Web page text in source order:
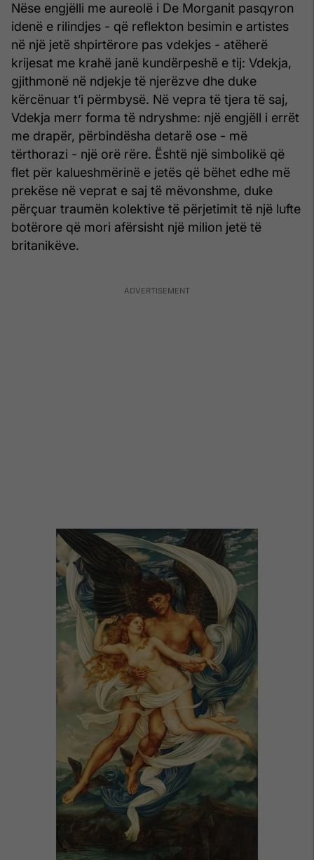
Nëse engjëlli me aureolë i De Morganit pasqyron
idenë e rilindjes - që reflekton besimin e artistes
në një jetë shpirtërore pas vdekjes - atëherë
krijesat me krahë janë kundërpeshë e tij: Vdekja,
gjithmonë në ndjekje të njerëzve dhe duke
kërcënuar t’i përmbysë. Në vepra të tjera të saj,
Vdekja merr forma të ndryshme: një engjëll i errët
me drapër, përbindësha detarë ose - më
tërthorazi - një orë rëre. Është një simbolikë që
flet për kalueshmërinë e jetës që bëhet edhe më
prekëse në veprat e saj të mëvonshme, duke
përçuar traumën kolektive të përjetimit të një lufte
botërore që mori afërsisht një milion jetë të
britanikëve.